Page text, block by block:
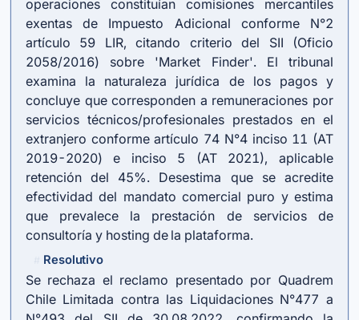
operaciones constituían comisiones mercantiles
exentas de Impuesto Adicional conforme N°2
artículo 59 LIR, citando criterio del SII (Oficio
2058/2016) sobre 'Market Finder'. El tribunal
examina la naturaleza jurídica de los pagos y
concluye que corresponden a remuneraciones por
servicios técnicos/profesionales prestados en el
extranjero conforme artículo 74 N°4 inciso 11 (AT
2019-2020) e inciso 5 (AT 2021), aplicable
retención del 45%. Desestima que se acredite
efectividad del mandato comercial puro y estima
que prevalece la prestación de servicios de
consultoría y hosting de la plataforma.
Resolutivo
Se rechaza el reclamo presentado por Quadrem
Chile Limitada contra las Liquidaciones N°477 a